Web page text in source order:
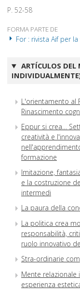
P. 52-58
FORMA PARTE DE
For : rivista Aif per
ARTÍCULOS
L'orientamento al
Rinascimento
Eppur si crea…
creatività e
formazione
Imitazione,
e la costruzione
intermedi
La paura della
La politica crea
responsabilità,
ruolo innovativo
Stra-ordinarie
Mente relazionale
esperienza